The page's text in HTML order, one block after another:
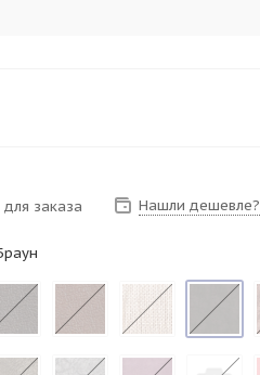
заказа Нашли дешевле?